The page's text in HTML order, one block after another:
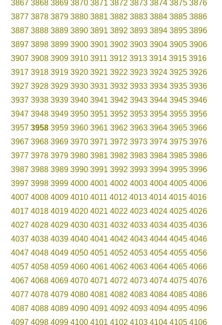
3867 3868 3869 3870 3871 3872 3873 3874 3875 3876
3877 3878 3879 3880 3881 3882 3883 3884 3885 3886
3887 3888 3889 3890 3891 3892 3893 3894 3895 3896
3897 3898 3899 3900 3901 3902 3903 3904 3905 3906
3907 3908 3909 3910 3911 3912 3913 3914 3915 3916
3917 3918 3919 3920 3921 3922 3923 3924 3925 3926
3927 3928 3929 3930 3931 3932 3933 3934 3935 3936
3937 3938 3939 3940 3941 3942 3943 3944 3945 3946
3947 3948 3949 3950 3951 3952 3953 3954 3955 3956
3957 3958 3959 3960 3961 3962 3963 3964 3965 3966
3967 3968 3969 3970 3971 3972 3973 3974 3975 3976
3977 3978 3979 3980 3981 3982 3983 3984 3985 3986
3987 3988 3989 3990 3991 3992 3993 3994 3995 3996
3997 3998 3999 4000 4001 4002 4003 4004 4005 4006
4007 4008 4009 4010 4011 4012 4013 4014 4015 4016
4017 4018 4019 4020 4021 4022 4023 4024 4025 4026
4027 4028 4029 4030 4031 4032 4033 4034 4035 4036
4037 4038 4039 4040 4041 4042 4043 4044 4045 4046
4047 4048 4049 4050 4051 4052 4053 4054 4055 4056
4057 4058 4059 4060 4061 4062 4063 4064 4065 4066
4067 4068 4069 4070 4071 4072 4073 4074 4075 4076
4077 4078 4079 4080 4081 4082 4083 4084 4085 4086
4087 4088 4089 4090 4091 4092 4093 4094 4095 4096
4097 4098 4099 4100 4101 4102 4103 4104 4105 4106